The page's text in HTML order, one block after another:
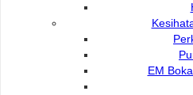
EM
Yuran Dan Caj